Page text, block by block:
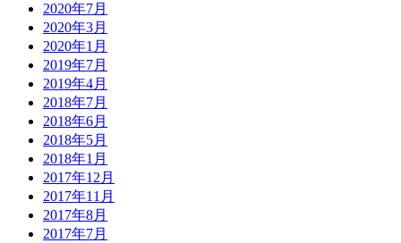
2020年7月
2020年3月
2020年1月
2019年7月
2019年4月
2018年7月
2018年6月
2018年5月
2018年1月
2017年12月
2017年11月
2017年8月
2017年7月